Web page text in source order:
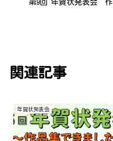
第9回 年賀状発表会 作
関連記事
年賀状発表会